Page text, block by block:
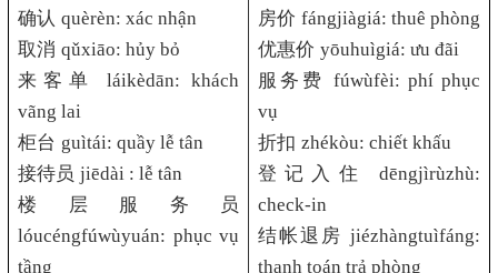
确认 quèrèn: xác nhận
取消 qǔxiāo: hủy bỏ
来客单
láikèdān: khách
vãng lai
柜台 guìtái: quầy lễ tân
接待员 jiēdài : lễ tân
楼层服务员
lóucéngfúwùyuán: phục vụ
tầng
房价 fángjiàgiá: thuê phòng
优惠价 yōuhuìgiá: ưu đãi
服务费 fúwùfèi: phí phục
vụ
折扣 zhékòu: chiết khấu
登记入住
dēngjìrùzhù:
check-in
结帐退房 jiézhàngtuìfáng:
thanh toán trả phòng